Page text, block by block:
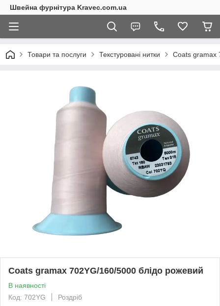
Швейна фурнітура Kravec.com.ua
Товари та послуги Текстуровані нитки Coats gramax
Coats gramax 702YG/160/5000 блідо рожевий
В наявності
Код: 702YG
Роздріб